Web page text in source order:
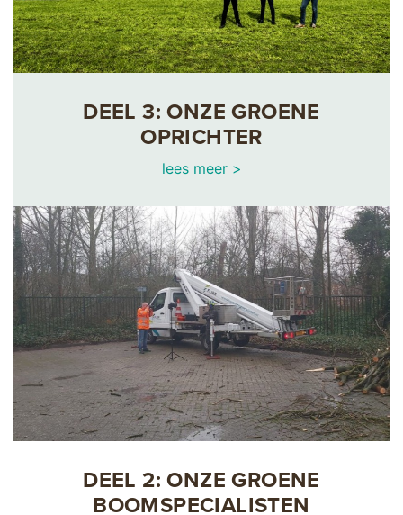
DEEL 3: ONZE GROENE
OPRICHTER
lees meer >
DEEL 2: ONZE GROENE
BOOMSPECIALISTEN